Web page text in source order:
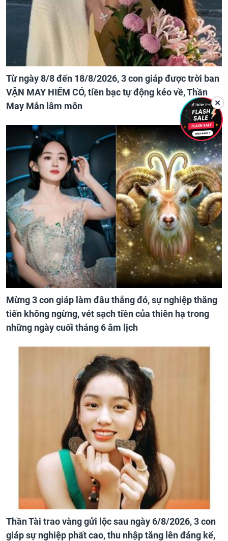
Từ ngày 8/8 đến 18/8/2026, 3 con giáp được trời ban
VẬN MAY HIẾM CÓ, tiền bạc tự động kéo về, Thần
May Mắn lâm môn
Mừng 3 con giáp làm đâu thắng đó, sự nghiệp thăng
tiến không ngừng, vét sạch tiền của thiên hạ trong
những ngày cuối tháng 6 âm lịch
Thần Tài trao vàng gửi lộc sau ngày 6/8/2026, 3 con
giáp sự nghiệp phất cao, thu nhập tăng lên đáng kể,
✕